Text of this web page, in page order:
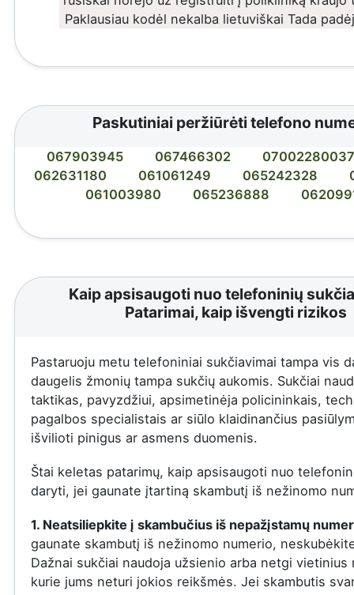
Paklausiau kodėl nekalba lietuviškai Tada
Paskutiniai peržiūrėti telefono
067903945 067466302
062631180
061061249 065242328
061003980
065236888
Kaip apsisaugoti nuo telefoninių
Patarimai, kaip išvengti rizikos
Pastaruoju metu telefoniniai sukčiavimai tampa vis
daugelis žmonių tampa sukčių aukomis. Sukčiai
taktikas, pavyzdžiui, apsimetinėja policininkais,
pagalbos specialistais ar siūlo klaidinančius
išvilioti pinigus ar asmens duomenis.
Štai keletas patarimų, kaip apsisaugoti nuo
daryti, jei gaunate įtartiną skambutį iš nežinomo
1. Neatsiliepkite į skambučius iš nepažįstamų
gaunate skambutį iš nežinomo numerio,
Dažnai sukčiai naudoja užsienio arba netgi vietinius
kurie jums neturi jokios reikšmės. Jei skambutis